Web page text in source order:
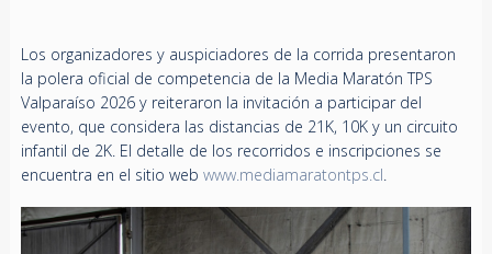
Los organizadores y auspiciadores de la corrida presentaron
la polera oficial de competencia de la Media Maratón TPS
Valparaíso 2026 y reiteraron la invitación a participar del
evento, que considera las distancias de 21K, 10K y un circuito
infantil de 2K. El detalle de los recorridos e inscripciones se
encuentra en el sitio web www.mediamaratontps.cl.